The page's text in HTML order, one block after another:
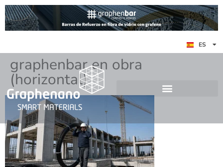
ES
EN
DE
graphenbar en obra
(horizontal)